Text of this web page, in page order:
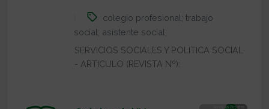
colegio profesional; trabajo
social; asistente social;
SERVICIOS SOCIALES Y POLITICA SOCIAL
- ARTICULO (REVISTA Nº):